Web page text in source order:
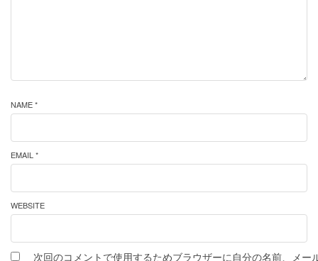
NAME *
EMAIL *
WEBSITE
次回のコメントで使用するためブラウザーに自分の名前、メー